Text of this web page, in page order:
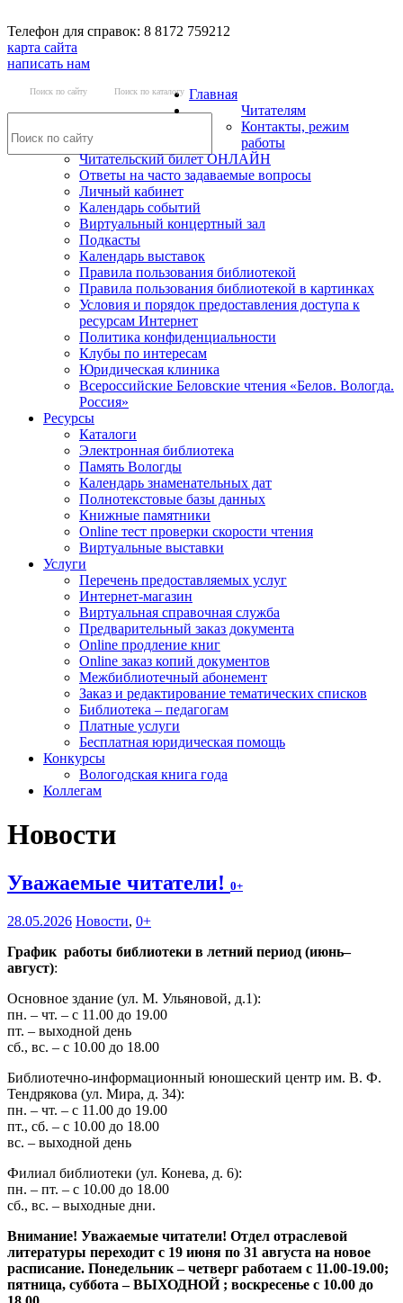
Телефон для справок: 8 8172 759212
карта сайта
написать нам
Поиск по сайту Поиск по каталогу Главная
Читателям
Контакты, режим
работы
Читательский билет ОНЛАЙН
Ответы на часто задаваемые вопросы
Личный кабинет
Календарь событий
Виртуальный концертный зал
Подкасты
Календарь выставок
Правила пользования библиотекой
Правила пользования библиотекой в картинках
Условия и порядок предоставления доступа к
ресурсам Интернет
Политика конфиденциальности
Клубы по интересам
Юридическая клиника
Всероссийские Беловские чтения «Белов. Вологда.
Россия»
Ресурсы
Каталоги
Электронная библиотека
Память Вологды
Календарь знаменательных дат
Полнотекстовые базы данных
Книжные памятники
Online тест проверки скорости чтения
Виртуальные выставки
Услуги
Перечень предоставляемых услуг
Интернет-магазин
Виртуальная справочная служба
Предварительный заказ документа
Online продление книг
Online заказ копий документов
Межбиблиотечный абонемент
Заказ и редактирование тематических списков
Библиотека – педагогам
Платные услуги
Бесплатная юридическая помощь
Конкурсы
Вологодская книга года
Коллегам
Новости
Уважаемые читатели! 0+
28.05.2026 Новости, 0+
График работы библиотеки в летний период (июнь–
август):
Основное здание (ул. М. Ульяновой, д.1):
пн. – чт. – с 11.00 до 19.00
пт. – выходной день
сб., вс. – с 10.00 до 18.00
Библиотечно-информационный юношеский центр им. В. Ф.
Тендрякова (ул. Мира, д. 34):
пн. – чт. – с 11.00 до 19.00
пт., сб. – с 10.00 до 18.00
вс. – выходной день
Филиал библиотеки (ул. Конева, д. 6):
пн. – пт. – с 10.00 до 18.00
сб., вс. – выходные дни.
Внимание! Уважаемые читатели! Отдел отраслевой
литературы переходит с 19 июня по 31 августа на новое
расписание. Понедельник – четверг работаем с 11.00-19.00;
пятница, суббота – ВЫХОДНОЙ ; воскресенье с 10.00 до